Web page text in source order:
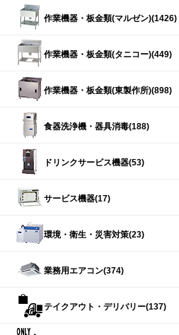
作業機器・板金類(マルゼン)(1426)
作業機器・板金類(タニコー)(449)
作業機器・板金類(東製作所)(898)
食器洗浄機・器具消毒(188)
ドリンクサービス機器(53)
サービス機器(17)
環境・衛生・災害対策(23)
業務用エアコン(374)
テイクアウト・デリバリー(137)